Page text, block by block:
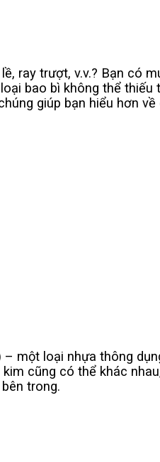
ray trượt, v.v.? Bạn có
bao bì không thể thiếu
giúp bạn hiểu hơn về
một loại nhựa thông
cũng có thể khác
trong.